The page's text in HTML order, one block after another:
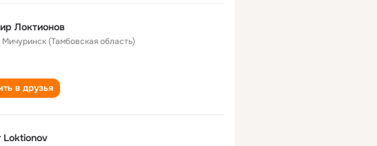
Локтионов
Мичуринск (Тамбовская область)
в друзья
Loktionov